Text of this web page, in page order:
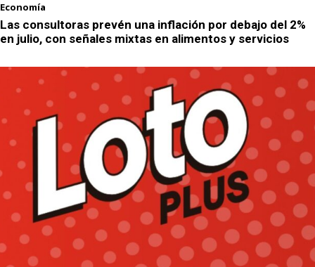
Economía
Las consultoras prevén una inflación por debajo del 2%
en julio, con señales mixtas en alimentos y servicios